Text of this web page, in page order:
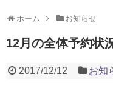
ホーム お知らせ
12月の全体予約状
2017/12/12 お知